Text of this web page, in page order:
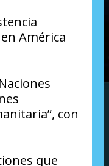
América
con
que